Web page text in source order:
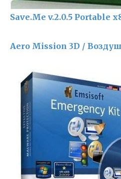
Save.Me v.2.0.5 Portable
Aero Mission 3D /